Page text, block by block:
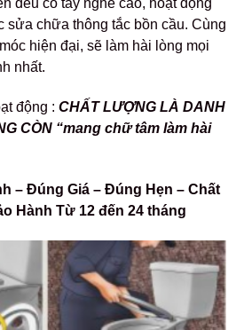
đều có tay nghề cao, hoạt động
sửa chữa thông tắc bồn cầu. Cùng
hiện đại, sẽ làm hài lòng mọi
nhất.
động : CHẤT LƯỢNG LÀ DANH
CÒN “mang chữ tâm làm hài
– Đúng Giá – Đúng Hẹn – Chất
Hành Từ 12 đến 24 tháng